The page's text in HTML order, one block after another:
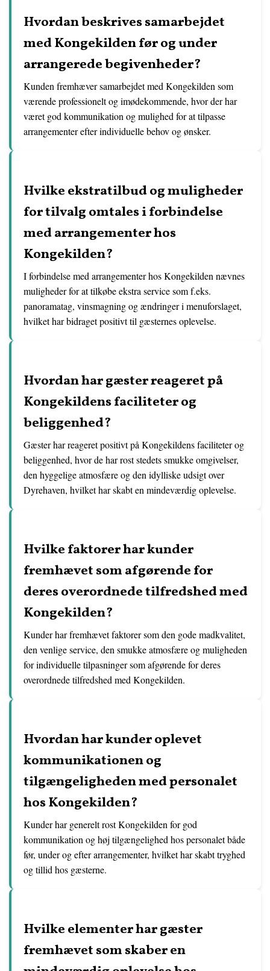
Hvordan beskrives samarbejdet
med Kongekilden før og under
arrangerede begivenheder?
Kunden fremhæver samarbejdet med Kongekilden som
værende professionelt og imødekommende, hvor der har
været god kommunikation og mulighed for at tilpasse
arrangementer efter individuelle behov og ønsker.
Hvilke ekstratilbud og muligheder
for tilvalg omtales i forbindelse
med arrangementer hos
Kongekilden?
I forbindelse med arrangementer hos Kongekilden nævnes
muligheder for at tilkøbe ekstra service som f.eks.
panoramatag, vinsmagning og ændringer i menuforslaget,
hvilket har bidraget positivt til gæsternes oplevelse.
Hvordan har gæster reageret på
Kongekildens faciliteter og
beliggenhed?
Gæster har reageret positivt på Kongekildens faciliteter og
beliggenhed, hvor de har rost stedets smukke omgivelser,
den hyggelige atmosfære og den idylliske udsigt over
Dyrehaven, hvilket har skabt en mindeværdig oplevelse.
Hvilke faktorer har kunder
fremhævet som afgørende for
deres overordnede tilfredshed med
Kongekilden?
Kunder har fremhævet faktorer som den gode madkvalitet,
den venlige service, den smukke atmosfære og muligheden
for individuelle tilpasninger som afgørende for deres
overordnede tilfredshed med Kongekilden.
Hvordan har kunder oplevet
kommunikationen og
tilgængeligheden med personalet
hos Kongekilden?
Kunder har generelt rost Kongekilden for god
kommunikation og høj tilgængelighed hos personalet både
før, under og efter arrangementer, hvilket har skabt tryghed
og tillid hos gæsterne.
Hvilke elementer har gæster
fremhævet som skaber en